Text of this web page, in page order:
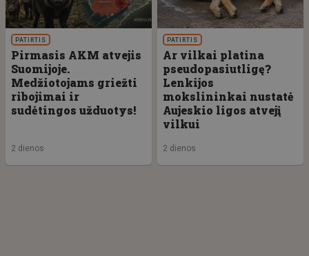
PATIRTIS
Pirmasis AKM atvejis
Suomijoje.
Medžiotojams griežti
ribojimai ir
sudėtingos užduotys!
2 dienos
PATIRTIS
Ar vilkai platina
pseudopasiutligę?
Lenkijos
mokslininkai nustatė
Aujeskio ligos atvejį
vilkui
2 dienos